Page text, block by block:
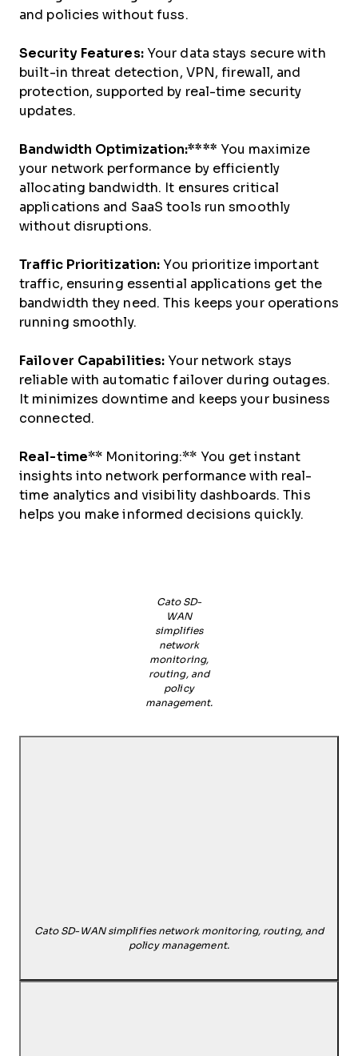
and policies without fuss.
Security Features:Your data stays secure with
built-in threat detection, VPN, firewall, and
protection, supported by real-time security
updates.
Bandwidth Optimization:**** You maximize
your network performance by efficiently
allocating bandwidth. It ensures critical
applications and SaaS tools run smoothly
without disruptions.
Traffic Prioritization: You prioritize important
traffic, ensuring essential applications get the
bandwidth they need. This keeps your operations
running smoothly.
Failover Capabilities: Your network stays
reliable with automatic failover during outages.
It minimizes downtime and keeps your business
connected.
Real-time** Monitoring:** You get instant
insights into network performance with real-
time analytics and visibility dashboards. This
helps you make informed decisions quickly.
Cato SD-
WAN
simplifies
network
monitoring,
routing, and
policy
management.
Cato SD-WAN simplifies network monitoring, routing, and
policy management.